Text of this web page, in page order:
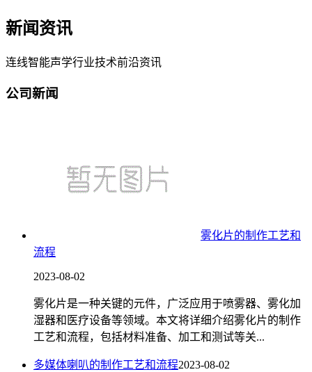
新闻资讯
连线智能声学行业技术前沿资讯
公司新闻
雾化片的制作工艺和
流程
2023-08-02
雾化片是一种关键的元件，广泛应用于喷雾器、雾化加
湿器和医疗设备等领域。本文将详细介绍雾化片的制作
工艺和流程，包括材料准备、加工和测试等关...
多媒体喇叭的制作工艺和流程2023-08-02